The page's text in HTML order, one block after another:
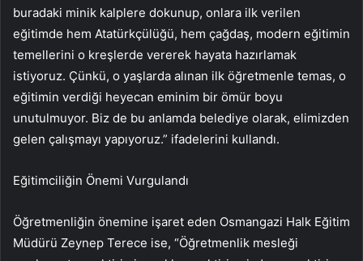
buradaki minik kalplere dokunup, onlara ilk verilen
eğitimde hem Atatürkçülüğü, hem çağdaş, modern eğitimin
temellerini o kreşlerde vererek hayata hazırlamak
istiyoruz. Çünkü, o yaşlarda alınan ilk öğretmenle temas, o
eğitimin verdiği heyecan eminim bir ömür boyu
unutulmuyor. Biz de bu anlamda belediye olarak, elimizden
gelen çalışmayı yapıyoruz.” ifadelerini kullandı.
Eğitimciliğin Önemi Vurgulandı
Öğretmenliğin önemine işaret eden Osmangazi Halk Eğitim
Müdürü Zeynep Terece ise, “Öğretmenlik mesleği